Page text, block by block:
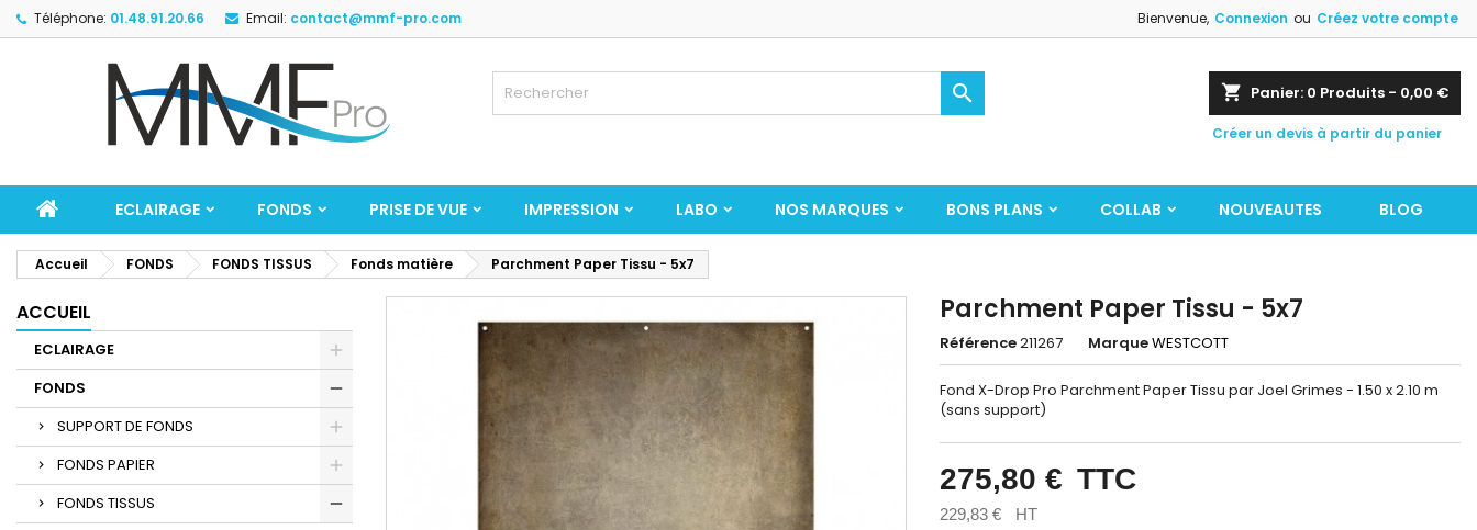
Téléphone: 01.48.91.20.66 Email: contact@mmf-pro.com Bienvenue, Connexion ou Créez votre compte
shopping_cart Panier: 0 Produits - 0,00 €
Créer un devis à partir du panier

ECLAIRAGE FONDS PRISE DE VUE IMPRESSION LABO NOS MARQUES BONS PLANS COLLAB NOUVEAUTES BLOG
Accueil FONDS FONDS TISSUS Fonds matière Parchment Paper Tissu - 5x7
ACCUEIL
ECLAIRAGE
FONDS
SUPPORT DE FONDS
FONDS PAPIER
FONDS TISSUS
Parchment Paper Tissu - 5x7
Référence211267 MarqueWESTCOTT
Fond X-Drop Pro Parchment Paper Tissu par Joel Grimes - 1.50 x 2.10 m
(sans support)
275,80 € TTC
229,83 € HT